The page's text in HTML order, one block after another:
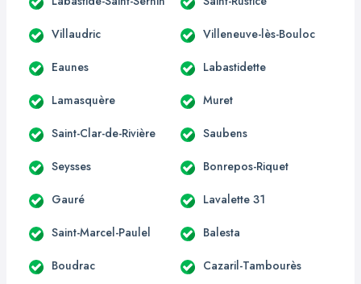
Villaudric Villeneuve-lès-Bouloc
Eaunes Labastidette
Lamasquère Muret
Saint-Clar-de-Rivière Saubens
Seysses Bonrepos-Riquet
Gauré Lavalette 31
Saint-Marcel-Paulel Balesta
Boudrac Cazaril-Tambourès